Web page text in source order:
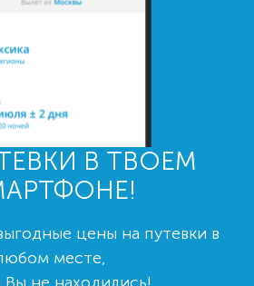
В ТВОЕМ
цены на путевки в
месте,